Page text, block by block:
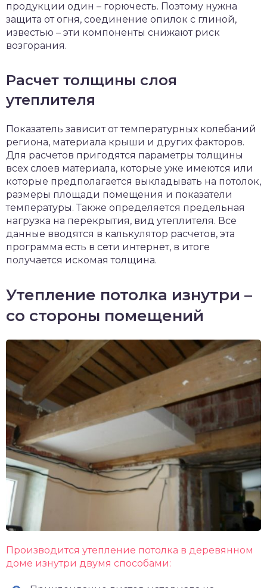
продукции один – горючесть. Поэтому нужна
защита от огня, соединение опилок с глиной,
известью – эти компоненты снижают риск
возгорания.
Расчет толщины слоя
утеплителя
Показатель зависит от температурных колебаний
региона, материала крыши и других факторов.
Для расчетов пригодятся параметры толщины
всех слоев материала, которые уже имеются или
которые предполагается выкладывать на потолок,
размеры площади помещения и показатели
температуры. Также определяется предельная
нагрузка на перекрытия, вид утеплителя. Все
данные вводятся в калькулятор расчетов, эта
программа есть в сети интернет, в итоге
получается искомая толщина.
Утепление потолка изнутри –
со стороны помещений
Производится утепление потолка в деревянном
доме изнутри двумя способами: